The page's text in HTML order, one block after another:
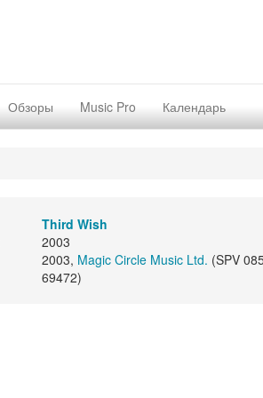
Обзоры Music Pro Календарь
Third Wish
2003
2003, Magic Circle Music Ltd. (SPV
69472)